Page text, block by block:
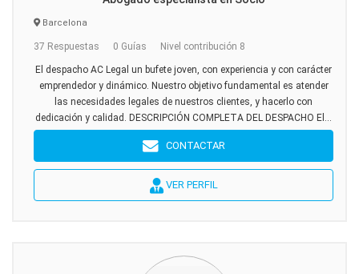
Barcelona
37 Respuestas 0 Guías Nivel contribución 8
El despacho AC Legal un bufete joven, con experiencia y con carácter
emprendedor y dinámico. Nuestro objetivo fundamental es atender
las necesidades legales de nuestros clientes, y hacerlo con
dedicación y calidad. DESCRIPCIÓN COMPLETA DEL DESPACHO El...
CONTACTAR
VER PERFIL